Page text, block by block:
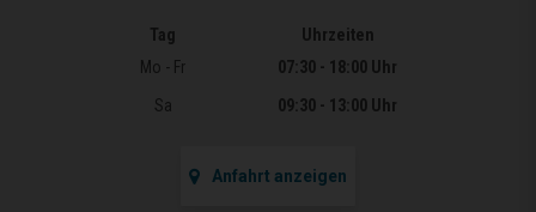
Öffnungszeiten
Tag
Uhrzeiten
Mo - Fr
07:30 - 18:00 Uhr
Sa
09:30 - 13:00 Uhr
Anfahrt anzeigen